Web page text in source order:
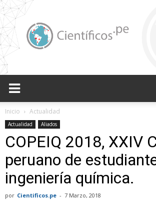
Cientificos
Inicio Actualidad
Actualidad Aliados
COPEIQ 2018, XXIV
peruano de
ingeniería química.
por Cientificos.pe - 7 Marzo, 2018